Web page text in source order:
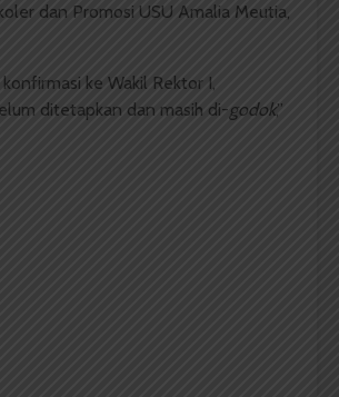
dan Promosi USU Amalia Meutia,
konfirmasi ke Wakil Rektor I,
ditetapkan dan masih di-godok,”